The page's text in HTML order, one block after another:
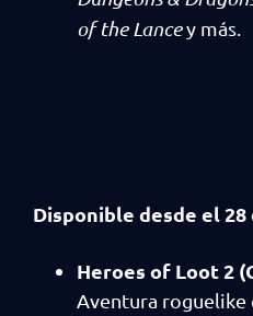
of the Lancey más.
Disponible desde el 28
Heroes of Loot 2
Aventura